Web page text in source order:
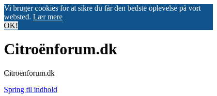
Vi bruger cookies for at sikre du får den bedste oplevelse på vort
websted. Lær mere
OK!
Citroënforum.dk
Citroenforum.dk
Spring til indhold